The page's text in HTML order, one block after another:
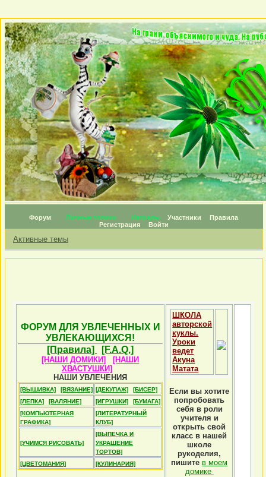
Форум Личные топики Награды Участники
Правила
Регистрация
Войти
Активные темы
ФОРУМ ДЛЯ УВЛЕЧЕННЫХ И
УВЛЕКАЮЩИХСЯ!
[Правила]
[F.A.Q.]
[НАШИ ДОМИКИ]
[НАШИ
ХВАСТУШКИ]
НАШИ УВЛЕЧЕНИЯ
[ВЫШИВКА] [ВЯЗАНИЕ] [ДЕКУПАЖ]
[БИСЕР]
[ЛЕПКА]
[ВАЛЯНИЕ] [ИГРУШКИ]
[БУМАГА]
[КОМПЬЮТЕРНАЯ
ГРАФИКА]
[ЛИТЕРАТУРНЫЙ
КЛУБ]
[УЧИМСЯ РИСОВАТЬ]
[ВЫПЕЧКА И
УКРАШЕНИЕ
ТОРТОВ]
[ЦВЕТОМАНИЯ]
[КУЛИНАРИЯ]
ШКОЛА
авторской
куклы.
Уроки
ведет
Акуна
Матата
Если вы хотите
попробовать
себя в роли
учителя и
открыть свой
класс в нашей
школе
рукоделия,
пишите в моем
домике